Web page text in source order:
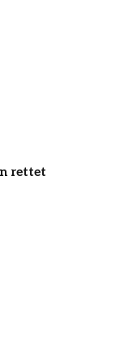
rettet